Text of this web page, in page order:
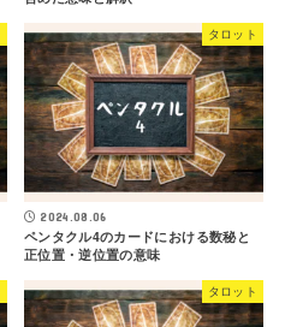
タロット
2024.08.06
ペンタクル4のカードにおける数秘と
正位置・逆位置の意味
タロット